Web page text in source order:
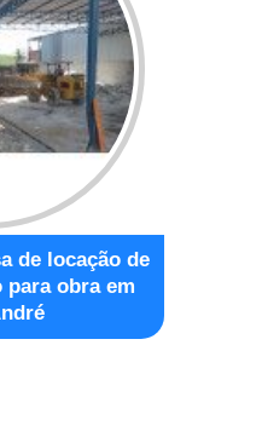
de locação de
para obra em